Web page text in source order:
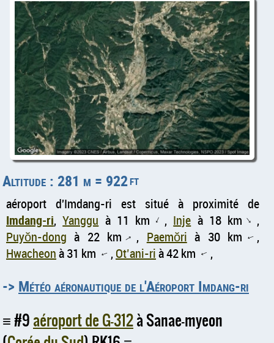
Altitude : 281 m = 922ft
aéroport d'Imdang-ri est situé à proximité de
Imdang-ri,Yanggu à 11 km ↑ , Inje à 18 km ↑ ,
Puyŏn-dong à 22 km ↑ , Paemŏri à 30 km ↑ ,
Hwacheonà 31 km ↑ ,Ot’ani-rià 42 km ↑ ,
-> Météo aéronautique de l'Aéroport Imdang-ri
#9aéroport de G-312à Sanae-myeon